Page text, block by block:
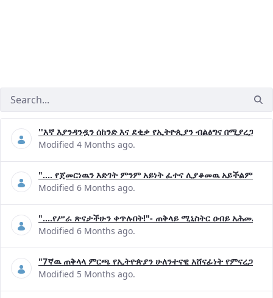
''እኛ እያንዳንዷን ሰከንድ እና ደቂቃ የኢትዮጲያን ብልፅግና
Modified 4 Months ago.
".... የጀመርነዉን እድገት ምንም አይነት ፈተና ሊያቆመዉ አይችልም"-
Modified 6 Months ago.
"....የሥራ ጽናታችሁን ቀጥሉበት!"- ጠቅላይ ሚኒስትር ዐብይ አሕመድ (ዶ/
Modified 6 Months ago.
"7ኛዉ ጠቅላላ ምርጫ የኢትዮጵያን ሁለንተናዊ አሸናፊነት
Modified 5 Months ago.